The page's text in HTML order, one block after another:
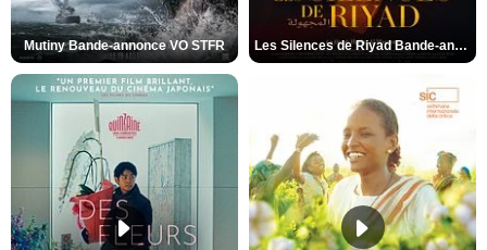
Mutiny Bande-annonce VO STFR Les Silences de Riyad Bande-annonce VO STFR